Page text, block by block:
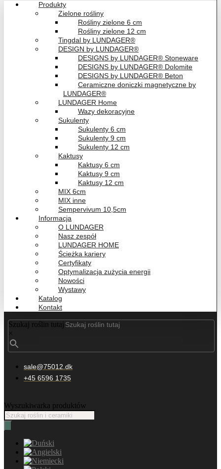
Produkty
Zielone rośliny
Rośliny zielone 6 cm
Rośliny zielone 12 cm
Tingdal by LUNDAGER®
DESIGN by LUNDAGER®
DESIGNS by LUNDAGER® Stoneware
DESIGNS by LUNDAGER® Dolomite
DESIGNS by LUNDAGER® Beton
Ceramiczne doniczki magnetyczne by
LUNDAGER®
LUNDAGER Home
Wazy dekoracyjne
Sukulenty
Sukulenty 6 cm
Sukulenty 9 cm
Sukulenty 12 cm
Kaktusy
Kaktusy 6 cm
Kaktusy 9 cm
Kaktusy 12 cm
MIX 6cm
MIX inne
Sempervivum 10,5cm
Informacja
O LUNDAGER
Nasz zespół
LUNDAGER HOME
Ścieżka kariery
Certyfikaty
Optymalizacja zużycia energii
Nowości
Wystawy
Katalog
Kontakt
Szukaj roślin tutaj
×
sale@75012.dk
+45 6596 1735
Wyszukiwarka produktów